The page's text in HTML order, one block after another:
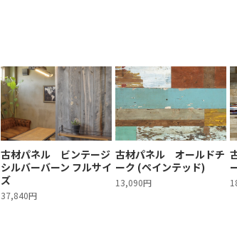
古材パネル ビンテージ
シルバーバーン フルサイ
ズ
37,840円
古材パネル オールドチ
ーク (ペインテッド)
13,090円